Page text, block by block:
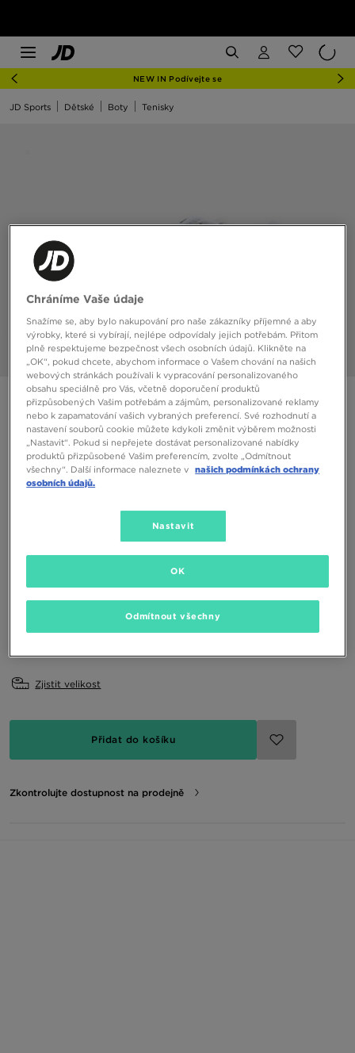
NEW IN Podívejte se
JD Sports Dětské Boty Tenisky
NIKE DUNK LOW BTE
750 Kč
Dostupné Barvy
Zjistit velikost
Přidat do košíku
Zkontrolujte dostupnost na prodejně
Chráníme Vaše údaje
Snažíme se, aby bylo nakupování pro naše zákazníky příjemné a aby
výrobky, které si vybírají, nejlépe odpovídaly jejich potřebám. Přitom
plně respektujeme bezpečnost všech osobních údajů. Klikněte na
„OK“, pokud chcete, abychom informace o Vašem chování na našich
webových stránkách používali k vypracování personalizovaného
obsahu speciálně pro Vás, včetně doporučení produktů
přizpůsobených Vašim potřebám a zájmům, personalizované reklamy
nebo k zapamatování vašich vybraných preferencí. Své rozhodnutí a
nastavení souborů cookie můžete kdykoli změnit výběrem možnosti
„Nastavit“. Pokud si nepřejete dostávat personalizované nabídky
produktů přizpůsobené Vašim preferencím, zvolte „Odmítnout
všechny“. Další informace naleznete v našich podmínkách ochrany
osobních údajů.
Nastavit
Odmítnout všechny
OK